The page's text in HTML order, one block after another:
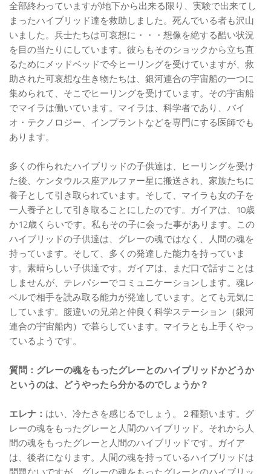
全部終わっていますが)地下から出来る限り、実験で出来てし
まったハイブリッド達を救助しました。死んでいる者も沢山
いました。兵士たちは可哀想に・・・想像を絶する酷い状況
を目の当たりにしています。彼らもそのショックから立ち直
るためにメッドベッドで今ヒーリングを受けていますが、救
助された可哀想な生き物たちは、銀河連合の宇宙船の一つに
集められて、そこでヒーリングを受けています。その宇宙船
でマイラは働いています。マイラは、科学者であり、バイ
オ・テクノロジー、インプラントなどを専門にする医師でも
あります。
多くの作られたハイブリッドの子供達は、ヒーリングを受け
た後、ケンタウルス座アルファー星に搬送され、家族たちに
養子として引き取られています。そして、マイラも女の子を
一人養子として引き取ることにしたのです。ガイアは、10歳
か12歳くらいです。私もその子に会った事があります。この
ハイブリッドの子供達は、グレーの魂ではなく、人間の魂を
持っています。そして、多くの発達した能力を持っていま
す。素晴らしい子供達です。ガイアは、まだ口で話すことは
しませんが、テレパシーでコミュニケーションします。魂レ
ベルで相手を読み取る能力が発達しています。とても元気に
しています。腹違いの兄弟と仲良く科学ステーション（銀河
連合の宇宙船内）で暮らしています。マイラとも上手くやっ
ているようです。
質問：グレーの魂をもったグレーとのハイブリッドかどうか
というのは、どうやったら分かるのでしょうか？
エレナ： はい、冷たさを感じるでしょう。２種類います。グ
レーの魂をもったグレーと人間のハイブリッド。それから人
間の魂をもったグレーと人間のハイブリッドです。ガイア
は、後者になります。人間の魂を持っているハイブリッドは